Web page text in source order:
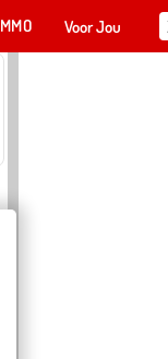
MMO Voor Jou